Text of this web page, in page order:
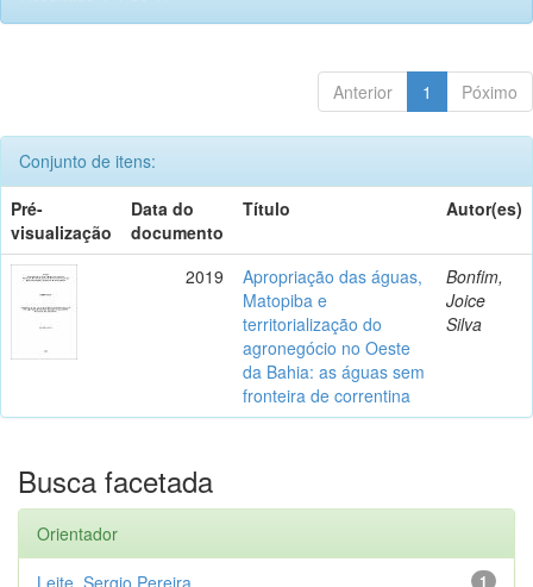
Anterior 1 Póximo
Conjunto de itens:
Pré-
visualização
Data do
documento
Título Autor(es)
2019
Apropriação das águas,
Matopiba e
territorialização do
agronegócio no Oeste
da Bahia: as águas sem
fronteira de correntina
Bonfim,
Joice
Silva
Busca facetada
Orientador
1
Leite, Sergio Pereira